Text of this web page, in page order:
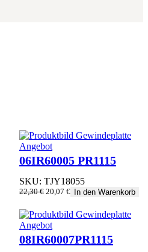
AngebotProdukt
im
Angebot
06IR60005 PR1115
SKU: TJY18055
22,30€ Ursprünglicher
war:
22,30 €
20,07 €Aktueller
ist:
20,07 €.
In den Warenkorb
AngebotProdukt
im
Angebot
08IR60007PR1115